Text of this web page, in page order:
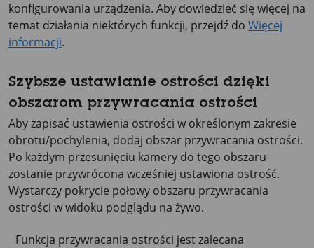
konfigurowania urządzenia. Aby dowiedzieć się więcej na
temat działania niektórych funkcji, przejdź do Więcej
informacji.
Szybsze ustawianie ostrości dzięki
obszarom przywracania ostrości
Aby zapisać ustawienia ostrości w określonym zakresie
obrotu/pochylenia, dodaj obszar przywracania ostrości.
Po każdym przesunięciu kamery do tego obszaru
zostanie przywrócona wcześniej ustawiona ostrość.
Wystarczy pokrycie połowy obszaru przywracania
ostrości w widoku podglądu na żywo.
Funkcja przywracania ostrości jest zalecana